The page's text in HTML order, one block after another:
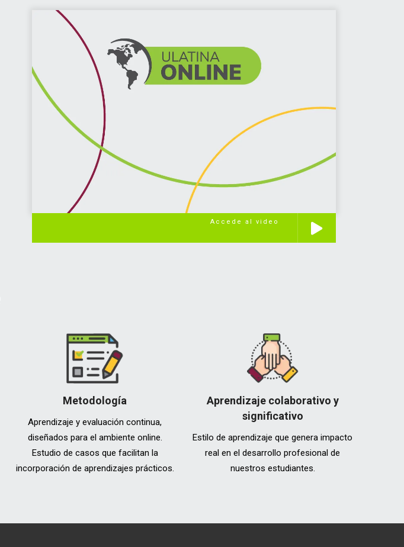
Accede al video
Metodología
Aprendizaje y evaluación continua,
diseñados para el ambiente online.
Estudio de casos que facilitan la
incorporación de aprendizajes prácticos.
Aprendizajecolaborativo y
significativo
Estilo de aprendizaje que genera impacto
real en el desarrollo profesional de
nuestros estudiantes.